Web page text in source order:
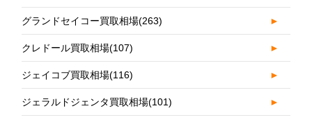
グランドセイコー買取相場(263) ►
クレドール買取相場(107) ►
ジェイコブ買取相場(116) ►
ジェラルドジェンタ買取相場(101) ►